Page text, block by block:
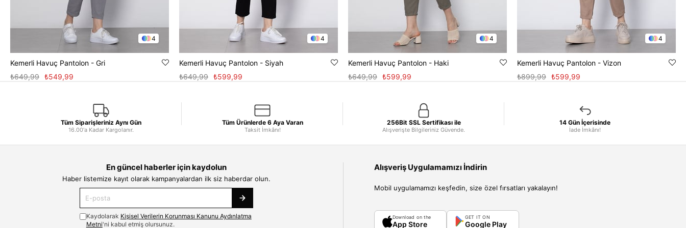
4
Kemerli Havuç Pantolon - Gri
₺549,99
₺649,99
4
Kemerli Havuç Pantolon - Siyah
₺599,99
₺649,99
4
Kemerli Havuç Pantolon - Haki
₺599,99
₺649,99
4
Kemerli Havuç Pantolon - Vizon
₺599,99
₺899,99
Tüm Siparişleriniz Aynı Gün
16.00'a Kadar Kargolanır.
Tüm Ürünlerde 6 Aya Varan
Taksit İmkânı!
256Bit SSL Sertifikası ile
Alışverişte Bilgileriniz Güvende.
14 Gün İçerisinde
İade İmkânı!
En güncel haberler için kaydolun
Haber listemize kayıt olarak kampanyalardan ilk siz haberdar olun.
Kaydolarak Kişisel Verilerin Korunması Kanunu Aydınlatma
Metni'ni kabul etmiş olursunuz.
Alışveriş Uygulamamızı İndirin
Mobil uygulamamızı keşfedin, size özel fırsatları yakalayın!
Download on the
App Store
GET IT ON
Google Play